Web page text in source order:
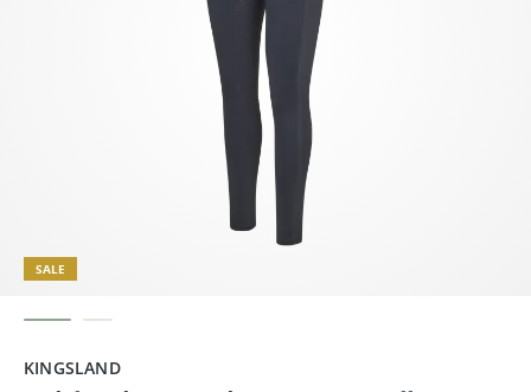
SALE
KINGSLAND